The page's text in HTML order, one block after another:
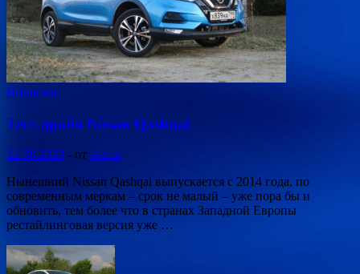
Новинки
Тест-драйв Nissan Qashqai
12.08.2020 - от admin
Нынешний Nissan Qashqai выпускается с 2014 года, по
современным меркам – срок не малый – уже пора бы и
обновить, тем более что в странах Западной Европы
рестайлинговая версия уже …